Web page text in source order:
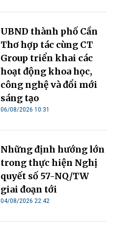
UBND thành phố Cần
Thơ hợp tác cùng CT
Group triển khai các
hoạt động khoa học,
công nghệ và đổi mới
sáng tạo
06/08/2026 10:31
Những định hướng lớn
trong thực hiện Nghị
quyết số 57-NQ/TW
giai đoạn tới
04/08/2026 22:42